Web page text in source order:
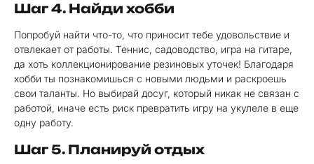
Шаг 4. Найди хобби
Попробуй найти что-то, что приносит тебе удовольствие и
отвлекает от работы. Теннис, садоводство, игра на гитаре,
да хоть коллекционирование резиновых уточек! Благодаря
хобби ты познакомишься с новыми людьми и раскроешь
свои таланты. Но выбирай досуг, который никак не связан с
работой, иначе есть риск превратить игру на укулеле в еще
одну работу.
Шаг 5. Планируй отдых